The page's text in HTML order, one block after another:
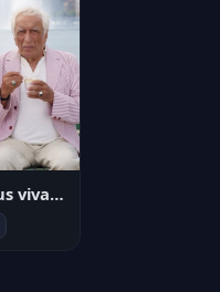
Aimons-nous vivants